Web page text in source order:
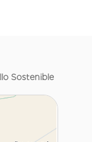
Sostenible